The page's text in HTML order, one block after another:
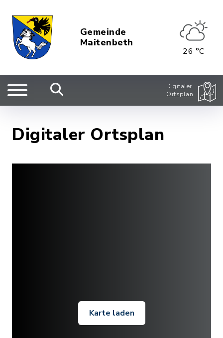
Gemeinde
Maitenbeth
26 °C
Digitaler
Ortsplan
Digitaler Ortsplan
Karte laden